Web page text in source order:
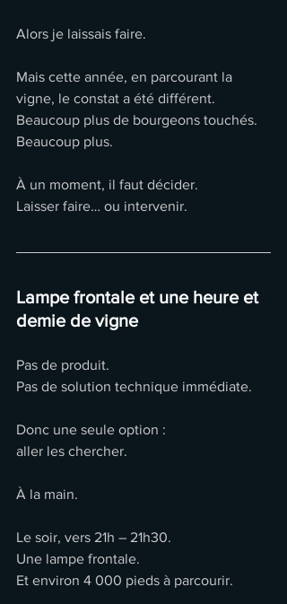
Alors je laissais faire.
Mais cette année, en parcourant la
vigne, le constat a été différent.
Beaucoup plus de bourgeons touchés.
Beaucoup plus.
À un moment, il faut décider.
Laisser faire… ou intervenir.
Lampe frontale et une heure et
demie de vigne
Pas de produit.
Pas de solution technique immédiate.
Donc une seule option :
aller les chercher.
À la main.
Le soir, vers 21h – 21h30.
Une lampe frontale.
Et environ 4 000 pieds à parcourir.